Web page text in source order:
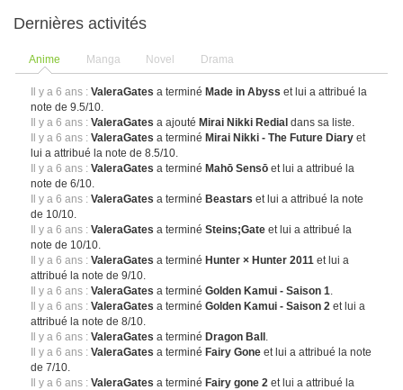
Dernières activités
Anime Manga Novel Drama
Il y a 6 ans : ValeraGates a terminé Made in Abyss et lui a attribué la
note de 9.5/10.
Il y a 6 ans : ValeraGates a ajouté Mirai Nikki Redial dans sa liste.
Il y a 6 ans : ValeraGates a terminé Mirai Nikki - The Future Diary et
lui a attribué la note de 8.5/10.
Il y a 6 ans : ValeraGates a terminé Mahō Sensō et lui a attribué la
note de 6/10.
Il y a 6 ans : ValeraGates a terminé Beastars et lui a attribué la note
de 10/10.
Il y a 6 ans : ValeraGates a terminéSteins;Gate et lui a attribué la
note de 10/10.
Il y a 6 ans : ValeraGates a terminé Hunter × Hunter 2011 et lui a
attribué la note de 9/10.
Il y a 6 ans : ValeraGates a terminéGolden Kamui - Saison 1.
Il y a 6 ans : ValeraGates a terminéGolden Kamui - Saison 2 et lui a
attribué la note de 8/10.
Il y a 6 ans : ValeraGates a terminé Dragon Ball .
Il y a 6 ans : ValeraGates a terminé Fairy Gone et lui a attribué la note
de 7/10.
Il y a 6 ans : ValeraGates a terminé Fairy gone 2 et lui a attribué la